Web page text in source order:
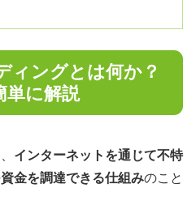
ィングとは何か？
単に解説
インターネットを通じて不特
金を調達できる仕組みのこと